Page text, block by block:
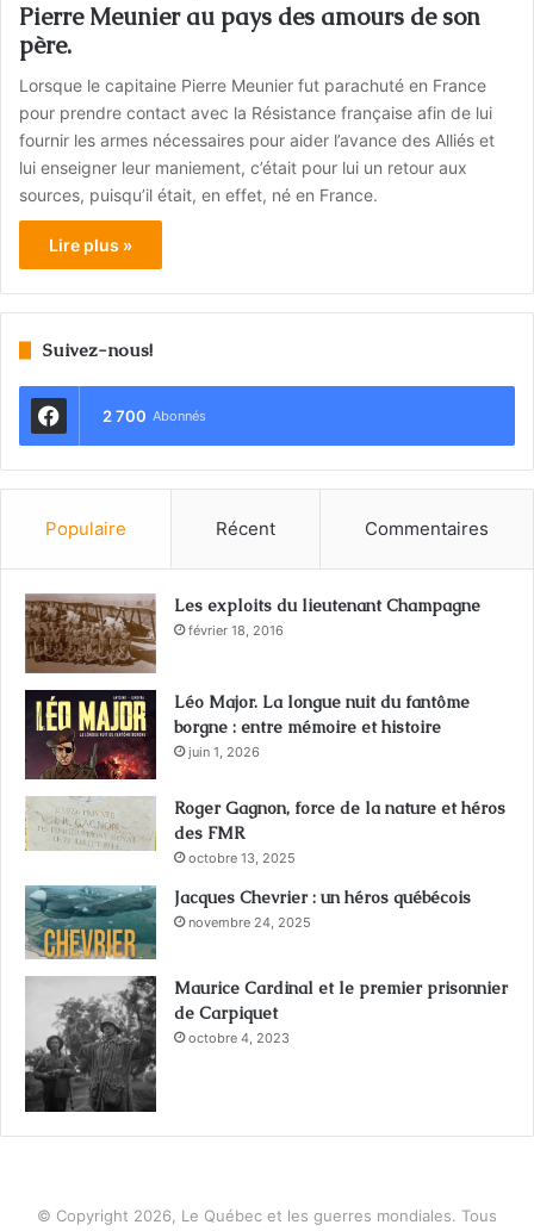
Pierre Meunier au pays des amours de son
père.
Lorsque le capitaine Pierre Meunier fut parachuté en France
pour prendre contact avec la Résistance française afin de lui
fournir les armes nécessaires pour aider l’avance des Alliés et
lui enseigner leur maniement, c’était pour lui un retour aux
sources, puisqu’il était, en effet, né en France.
Lire plus »
Suivez-nous!
2 700 Abonnés
Populaire Récent Commentaires
Les exploits du lieutenant Champagne
février 18, 2016
Léo Major. La longue nuit du fantôme
borgne : entre mémoire et histoire
juin 1, 2026
Roger Gagnon, force de la nature et héros
des FMR
octobre 13, 2025
Jacques Chevrier : un héros québécois
novembre 24, 2025
Maurice Cardinal et le premier prisonnier
de Carpiquet
octobre 4, 2023
© Copyright 2026, Le Québec et les guerres mondiales. Tous